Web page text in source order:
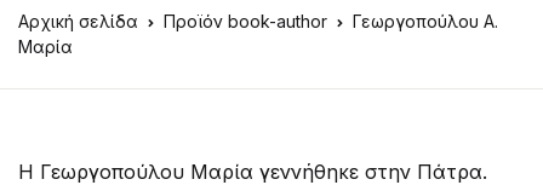
Αρχική σελίδα Προϊόν book-author
Γεωργοπούλου Α.
Μαρία
Η Γεωργοπούλου Μαρία γεννήθηκε στην Πάτρα.